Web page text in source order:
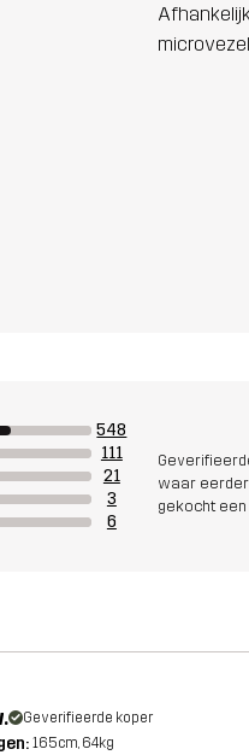
548
111
21
3
6
waar
gekocht
Geverifieerde koper
165cm, 64kg